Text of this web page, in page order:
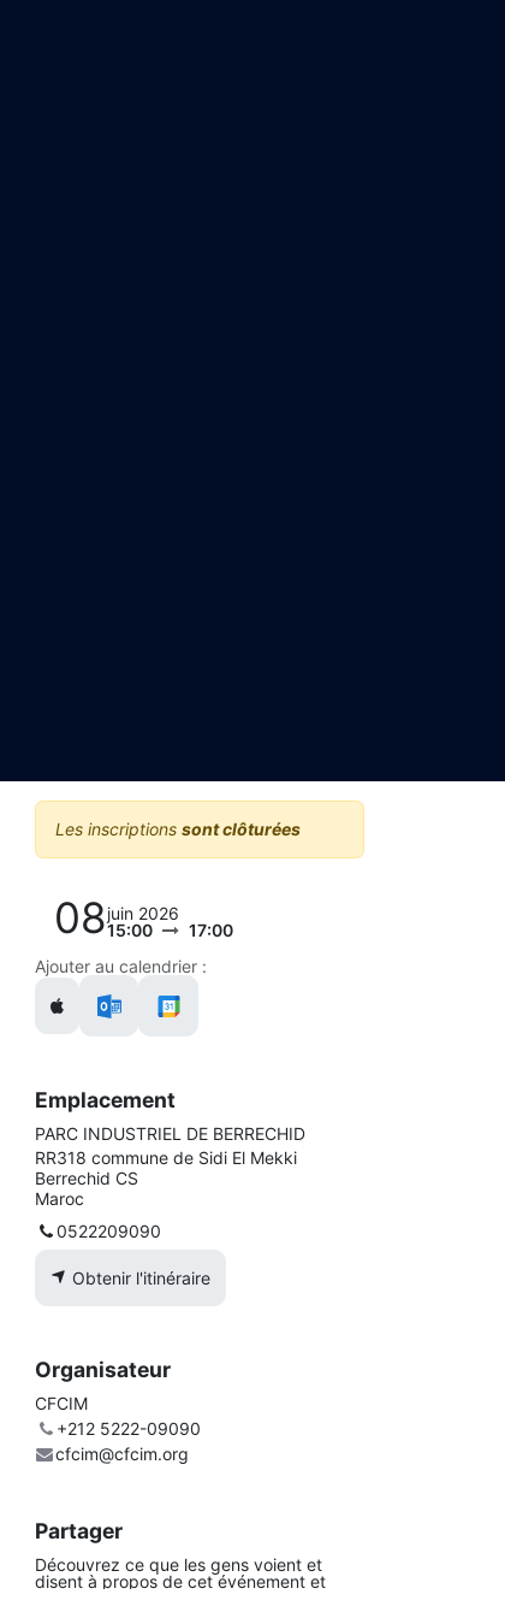
Les inscriptions sont clôturées
08juin 2026
15:00
17:00
Ajouter au calendrier :
Emplacement
PARC INDUSTRIEL DE BERRECHID
RR318 commune de Sidi El Mekki
Berrechid CS
Maroc
0522209090
Obtenir l'itinéraire
Organisateur
CFCIM
+212 5222-09090
cfcim@cfcim.org
Partager
Découvrez ce que les gens voient et
disent à propos de cet événement et